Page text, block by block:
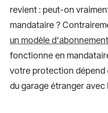
revient : peut-on
mandataire ?
un modèle
fonctionne en
votre protection dépend
du garage étranger